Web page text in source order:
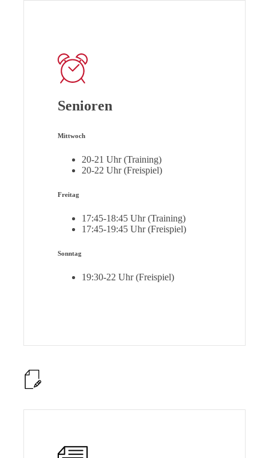
Senioren
Mittwoch
20-21 Uhr (Training)
20-22 Uhr (Freispiel)
Freitag
17:45-18:45 Uhr (Training)
17:45-19:45 Uhr (Freispiel)
Sonntag
19:30-22 Uhr (Freispiel)